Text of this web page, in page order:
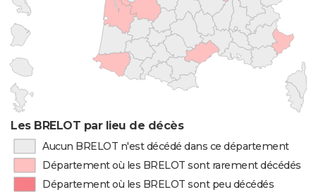
Les BRELOT par lieu de décès
Aucun BRELOT n'est décédé dans ce département
Département où les BRELOT sont rarement décédés
Département où les BRELOT sont peu décédés